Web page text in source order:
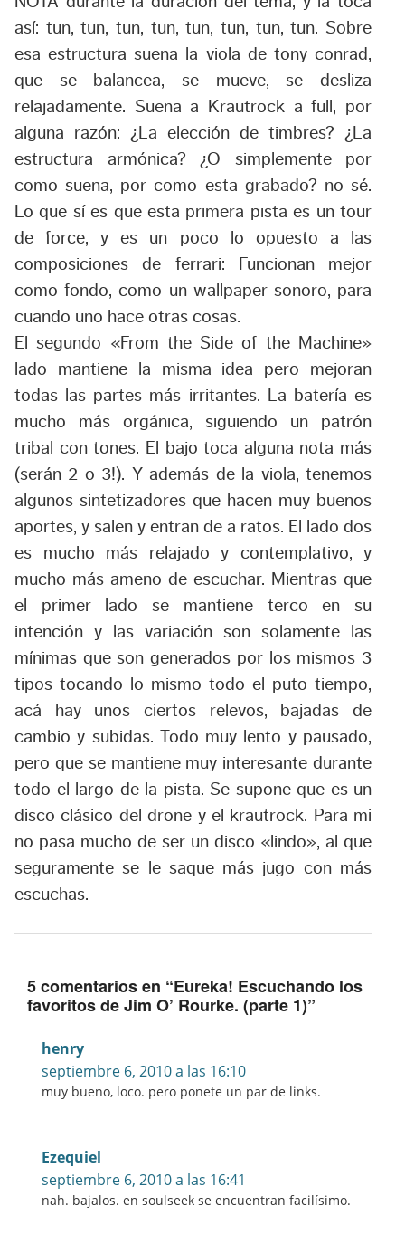
así: tun, tun, tun, tun, tun, tun, tun, tun. Sobre
esa estructura suena la viola de tony conrad,
que se balancea, se mueve, se desliza
relajadamente. Suena a Krautrock a full, por
alguna razón: ¿La elección de timbres? ¿La
estructura armónica? ¿O simplemente por
como suena, por como esta grabado? no sé.
Lo que sí es que esta primera pista es un tour
de force, y es un poco lo opuesto a las
composiciones de ferrari: Funcionan mejor
como fondo, como un wallpaper sonoro, para
cuando uno hace otras cosas.
El segundo «From the Side of the Machine»
lado mantiene la misma idea pero mejoran
todas las partes más irritantes. La batería es
mucho más orgánica, siguiendo un patrón
tribal con tones. El bajo toca alguna nota más
(serán 2 o 3!). Y además de la viola, tenemos
algunos sintetizadores que hacen muy buenos
aportes, y salen y entran de a ratos. El lado dos
es mucho más relajado y contemplativo, y
mucho más ameno de escuchar. Mientras que
el primer lado se mantiene terco en su
intención y las variación son solamente las
mínimas que son generados por los mismos 3
tipos tocando lo mismo todo el puto tiempo,
acá hay unos ciertos relevos, bajadas de
cambio y subidas. Todo muy lento y pausado,
pero que se mantiene muy interesante durante
todo el largo de la pista. Se supone que es un
disco clásico del drone y el krautrock. Para mi
no pasa mucho de ser un disco «lindo», al que
seguramente se le saque más jugo con más
escuchas.
5 comentarios en “Eureka! Escuchando los
favoritos de Jim O’ Rourke. (parte 1)”
henry
septiembre 6, 2010 a las 16:10
muy bueno, loco. pero ponete un par de links.
Ezequiel
septiembre 6, 2010 a las 16:41
nah. bajalos. en soulseek se encuentran facilísimo.